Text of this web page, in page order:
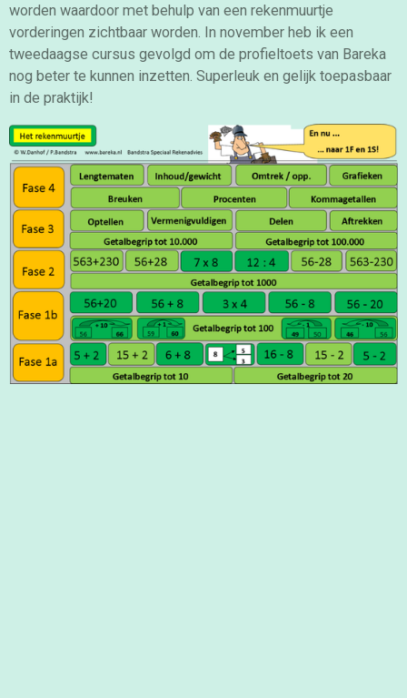
worden waardoor met behulp van een rekenmuurtje
vorderingen zichtbaar worden. In november heb ik een
tweedaagse cursus gevolgd om de profieltoets van Bareka
nog beter te kunnen inzetten. Superleuk en gelijk toepasbaar
in de praktijk!